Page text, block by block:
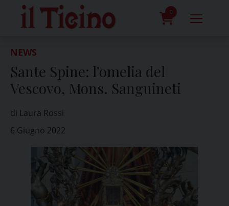
content
0
NEWS
Sante Spine: l’omelia del
Vescovo, Mons. Sanguineti
di Laura Rossi
6 Giugno 2022